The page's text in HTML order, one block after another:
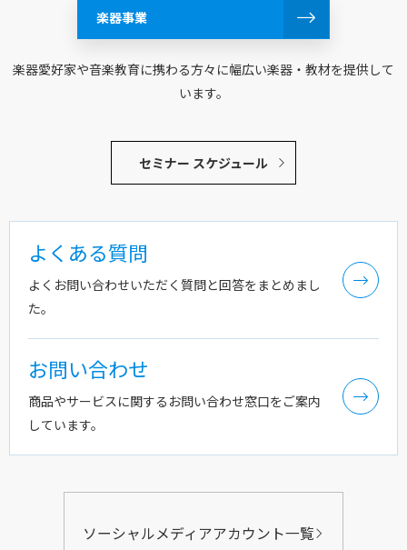
楽器事業
楽器愛好家や音楽教育に携わる方々に幅広い楽器・教材を提供して
います。
セミナー スケジュール
よくある質問
よくお問い合わせいただく質問と回答をまとめまし
た。
お問い合わせ
商品やサービスに関するお問い合わせ窓口をご案内
しています。
ソーシャルメディアアカウント一覧